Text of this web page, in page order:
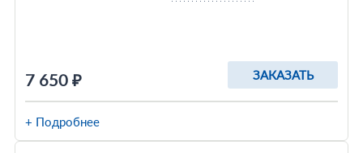
7 650 ₽ ЗАКАЗАТЬ
+ Подробнее